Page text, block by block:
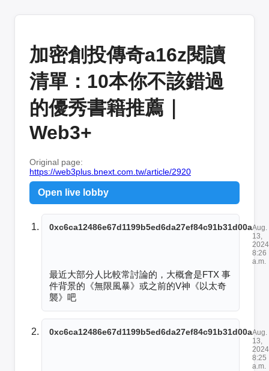
加密創投傳奇a16z閱讀
清單：10本你不該錯過
的優秀書籍推薦｜
Web3+
Original page:
https://web3plus.bnext.com.tw/article/2920
Open live lobby
0xc6ca12486e67d1199b5ed6da27ef84c91b31d00aAug.
13,
8:26
a.m.
最近大部分人比較常討論的，大概會是FTX 事
件背景的《無限風暴》或之前的V神《以太奇
襲》吧
0xc6ca12486e67d1199b5ed6da27ef84c91b31d00aAug.
13,
8:25
a.m.